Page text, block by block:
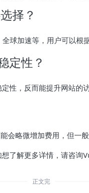
择？
球加速等，用户可以根
定性？
性，反而能提升网站的
会略微增加费用，但一
了解更多详情，请咨询
正文完